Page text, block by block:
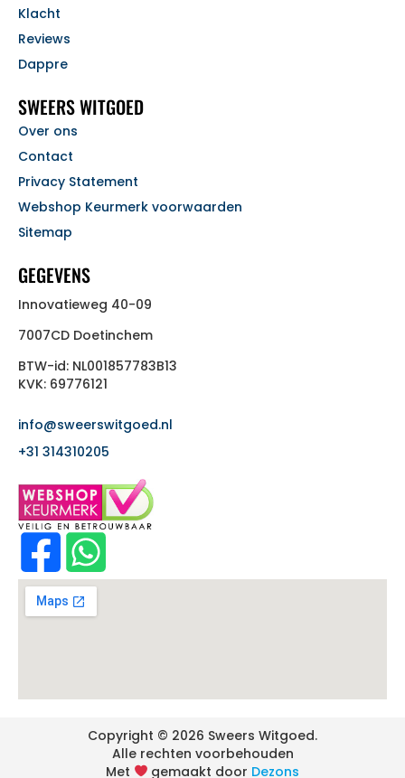
Klacht
Reviews
Dappre
SWEERS WITGOED
Over ons
Contact
Privacy Statement
Webshop Keurmerk voorwaarden
Sitemap
GEGEVENS
Innovatieweg 40-09
7007CD Doetinchem
BTW-id: NL001857783B13
KVK: 69776121
info@sweerswitgoed.nl
+31 314310205
Met gemaakt door Dezons
Copyright © 2026 Sweers Witgoed.
Alle rechten voorbehouden